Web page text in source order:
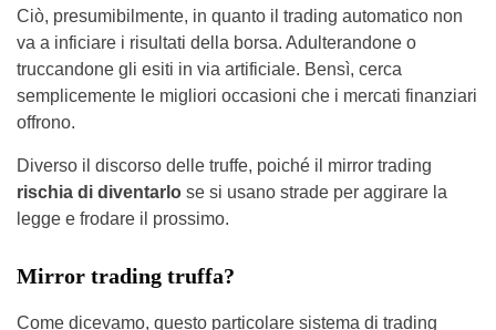
Ciò, presumibilmente, in quanto il trading automatico non
va a inficiare i risultati della borsa. Adulterandone o
truccandone gli esiti in via artificiale. Bensì, cerca
semplicemente le migliori occasioni che i mercati finanziari
offrono.
Diverso il discorso delle truffe, poiché il mirror trading
rischia di diventarlo se si usano strade per aggirare la
legge e frodare il prossimo.
Mirror trading truffa?
Come dicevamo, questo particolare sistema di trading